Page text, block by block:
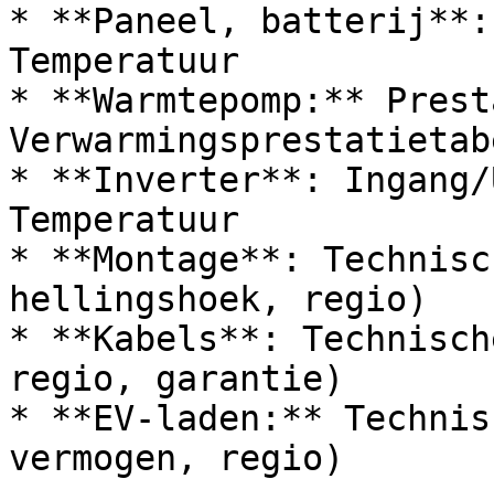
* **Paneel, batterij**:
Temperatuur
* **Warmtepomp:**
* **Inverter**: Ingang/
Temperatuur
* **Montage**:
hellingshoek, regio)
* **Kabels**:
regio, garantie)
* **EV-laden:**
vermogen, regio)